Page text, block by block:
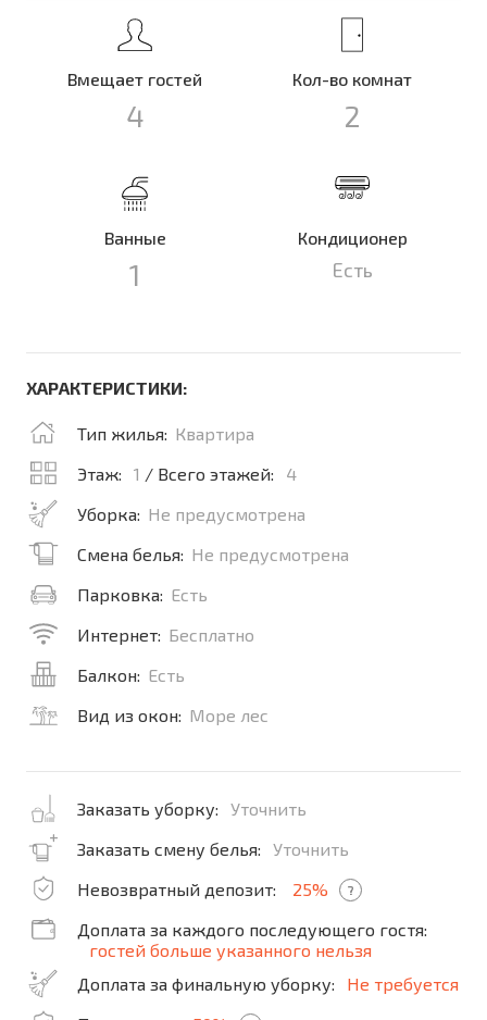
Вмещает гостей
4
Кол-во комнат
2
Ванные
1
Кондиционер
Есть
ХАРАКТЕРИСТИКИ:
Тип жилья: Квартира
Этаж:
1 / Всего этажей:
4
Уборка: Не предусмотрена
Смена белья: Не предусмотрена
Парковка: Есть
Интернет: Бесплатно
Балкон: Есть
Вид из окон: Море лес
Заказать уборку:
Уточнить
Заказать смену белья:
Уточнить
Невозвратный депозит:
25% ?
Доплата за каждого последующего гостя:
гостей больше указанного нельзя
Доплата за финальную уборку:
Не требуется